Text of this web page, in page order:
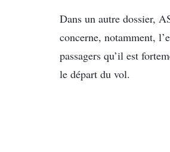
Dans un autre dossier,
concerne, notamment,
passagers qu’il est
le départ du vol.